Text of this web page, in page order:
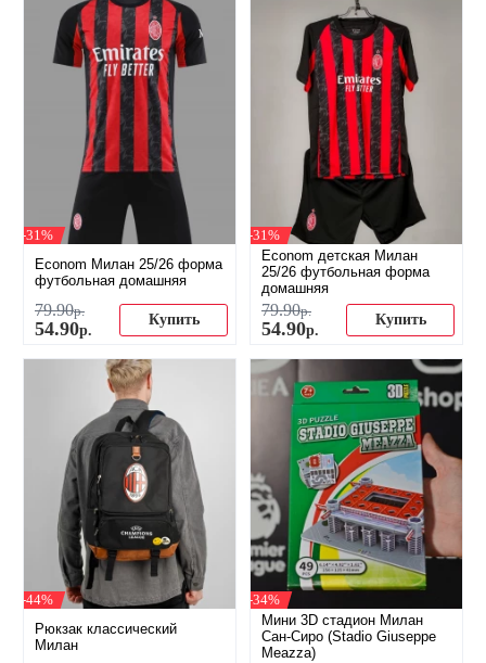
-31%
Econom Милан 25/26 форма
футбольная домашняя
79.90р.
54.90р.
Купить
-31%
Econom детская Милан
25/26 футбольная форма
домашняя
79.90р.
54.90р.
Купить
-44%
Рюкзак классический
Милан
-34%
Мини 3D стадион Милан
Сан-Сиро (Stadio Giuseppe
Meazza)